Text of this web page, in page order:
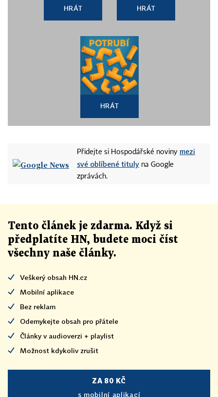
HRÁT HRÁT
HRÁT
Přidejte si Hospodářské noviny mezi
své oblíbené tituly na Google
zprávách.
Tento článek je zdarma. Když si
předplatíte HN, budete moci číst
všechny naše články.
Veškerý obsah HN.cz
Mobilní aplikace
Bez reklam
Odemykejte obsah pro přátele
Články v audioverzi + playlist
Možnost kdykoliv zrušit
ZA 80 KČ
s mobilní aplikací